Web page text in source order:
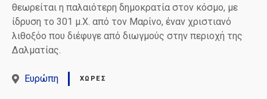
θεωρείται η παλαιότερη δημοκρατία στον κόσμο, με
ίδρυση το 301 μ.Χ. από τον Μαρίνο, έναν χριστιανό
λιθοξόο που διέφυγε από διωγμούς στην περιοχή της
Δαλματίας.
Ευρώπη ΧΏΡΕΣ